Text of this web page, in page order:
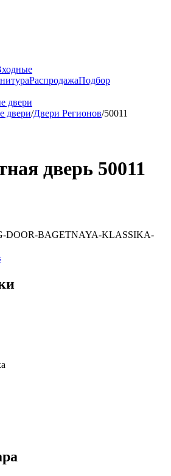
РаспродажаПодбор
двери
двери/Двери Регионов/50011
дверь 50011
DOOR-BAGETNAYA-KLASSIKA-